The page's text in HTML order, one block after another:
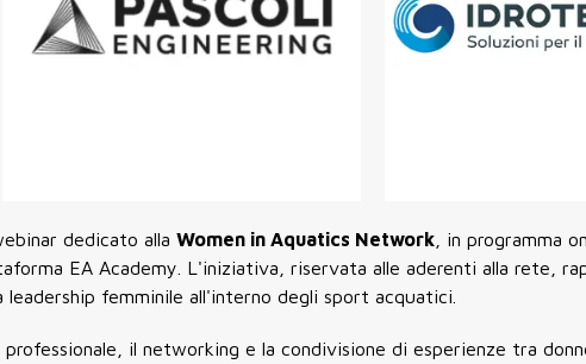
dedicato alla Women in Aquatics Network , in programma
EA Academy. L'iniziativa, riservata alle aderenti alla rete,
femminile all'interno degli sport acquatici.
il networking e la condivisione di esperienze tra